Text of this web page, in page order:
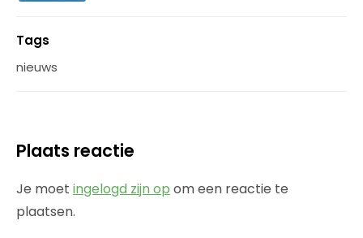
Tags
nieuws
Plaats reactie
Je moet ingelogd zijn op om een reactie te
plaatsen.